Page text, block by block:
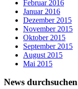
Februar 2016
Januar 2016
Dezember 2015
November 2015
Oktober 2015
September 2015
August 2015
Mai 2015
News durchsuchen